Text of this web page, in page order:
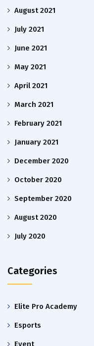
August 2021
July 2021
June 2021
May 2021
April 2021
March 2021
February 2021
January 2021
December 2020
October 2020
September 2020
August 2020
July 2020
Categories
Elite Pro Academy
Esports
Event